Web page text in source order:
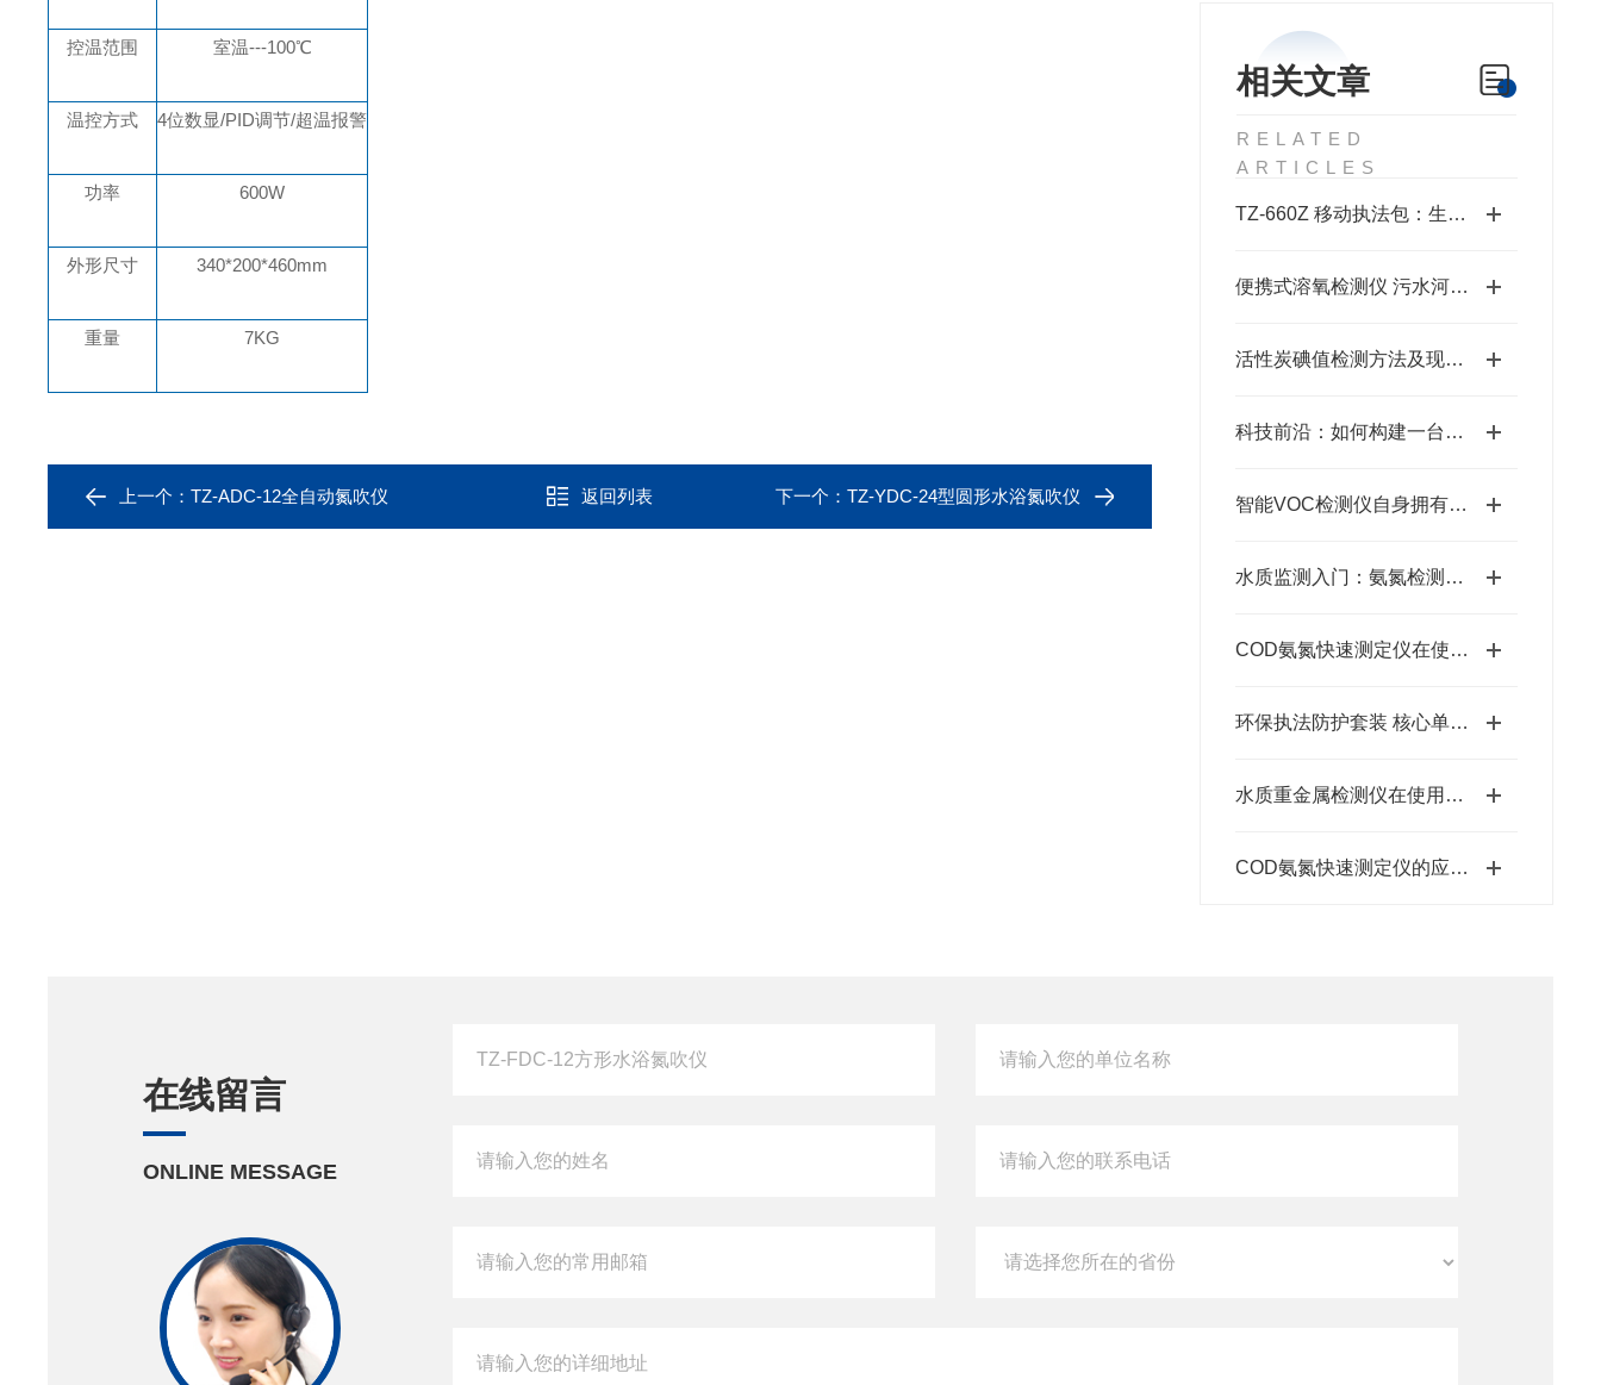
相关文章
RELATED
ARTICLES
TZ-660Z 移动执法包：生态环境现场执法基础装备配置
便携式溶氧检测仪 污水河道现场水质监测设备
活性炭碘值检测方法及现场快速测定技术
科技前沿：如何构建一台高效的激光粉尘检测仪
智能VOC检测仪自身拥有怎样的优势呢？
水质监测入门：氨氮检测仪使用流程详解！
COD氨氮快速测定仪在使用时需要注意多方面的问题
环保执法防护套装 核心单品参数说明
水质重金属检测仪在使用方面需要注意什么？
COD氨氮快速测定仪的应用范围是非常广泛的
控温范围 室温---100℃
温控方式 4位数显/PID调节/超温报警
功率 600W
外形尺寸 340*200*460mm
重量 7KG
上一个： TZ-ADC-12全自动氮吹仪 返回列表 下一个： TZ-YDC-24型圆形水浴氮吹仪
在线留言
ONLINE MESSAGE